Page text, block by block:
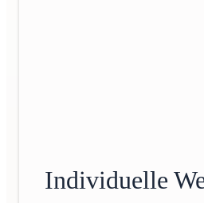
Individuelle